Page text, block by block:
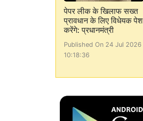
पेपर लीक के खिलाफ सख्त
प्रावधान के लिए विधेयक पेश
करेंगे: प्रधानमंत्री
Published On 24 Jul 2026
10:18:36